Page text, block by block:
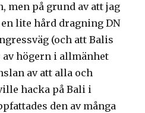
men på grund av att jag
lite hård dragning DN
(och att Balis
högern i allmänhet
av att alla och
hacka på Bali i
den av många